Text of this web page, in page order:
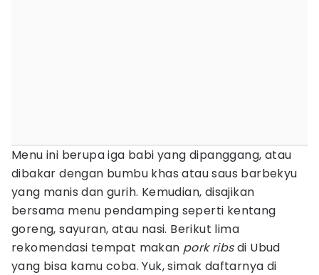
Menu ini berupa iga babi yang dipanggang, atau
dibakar dengan bumbu khas atau saus barbekyu
yang manis dan gurih. Kemudian, disajikan
bersama menu pendamping seperti kentang
goreng, sayuran, atau nasi. Berikut lima
rekomendasi tempat makan pork ribsdi Ubud
yang bisa kamu coba. Yuk, simak daftarnya di